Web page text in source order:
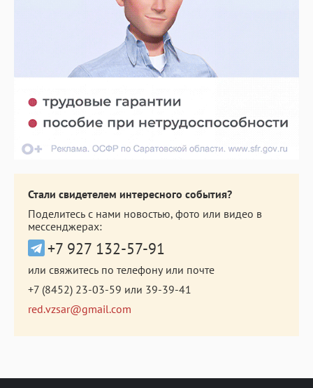
Стали свидетелем интересного события?
Поделитесь с нами новостью, фото или видео в
мессенджерах:
+7 927 132-57-91
или свяжитесь по телефону или почте
+7 (8452) 23-03-59 или 39-39-41
red.vzsar@gmail.com